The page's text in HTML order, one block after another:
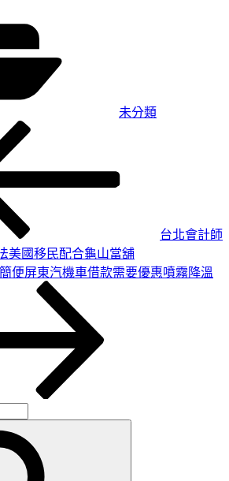
未分類
台北會計師
美國移民配合龜山當舖
便屏東汽機車借款需要優惠噴霧降溫